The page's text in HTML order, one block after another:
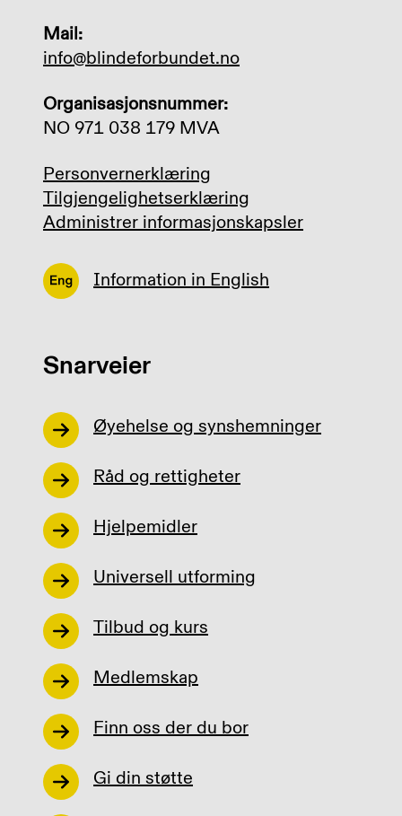
Mail:
info@blindeforbundet.no
Organisasjonsnummer:
NO 971 038 179 MVA
Personvernerklæring
Tilgjengelighetserklæring
Administrer informasjonskapsler
Information in English
Snarveier
Øyehelse og synshemninger
Råd og rettigheter
Hjelpemidler
Universell utforming
Tilbud og kurs
Medlemskap
Finn oss der du bor
Gi din støtte